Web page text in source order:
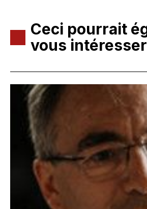
Ceci pourrait également
vous intéresser